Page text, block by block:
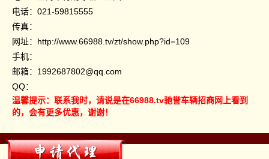
电话： 021-59815555
传真：
网址： http://www.66988.tv/zt/show.php?id=109
手机：
邮箱：1992687802@qq.com
QQ：
温馨提示：联系我时，请说是在66988.tv驰誉车辆招商网上看到
的，会有更多优惠，谢谢！